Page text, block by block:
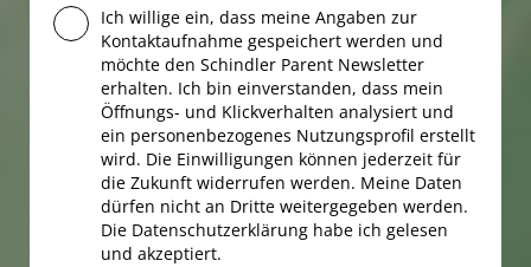
Ich willige ein, dass meine Angaben zur
Kontaktaufnahme gespeichert werden und
möchte den Schindler Parent Newsletter
erhalten. Ich bin einverstanden, dass mein
Öffnungs- und Klickverhalten analysiert und
ein personenbezogenes Nutzungsprofil erstellt
wird. Die Einwilligungen können jederzeit für
die Zukunft widerrufen werden. Meine Daten
dürfen nicht an Dritte weitergegeben werden.
Die Datenschutzerklärung habe ich gelesen
und akzeptiert.